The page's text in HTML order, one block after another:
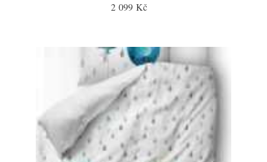
2 099 Kč